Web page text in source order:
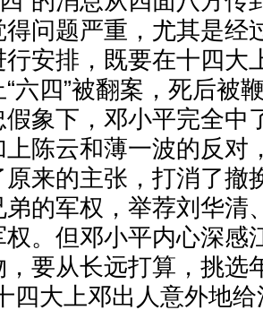
得问题严重，尤其是经
安排，既要在十四大
六四”被翻案，死后被
假象下，邓小平完全中
上陈云和薄一波的反对
来的主张，打消了撤
弟的军权，举荐刘华清
。但邓小平内心深感
要从长远打算，挑选
四大上邓出人意外地